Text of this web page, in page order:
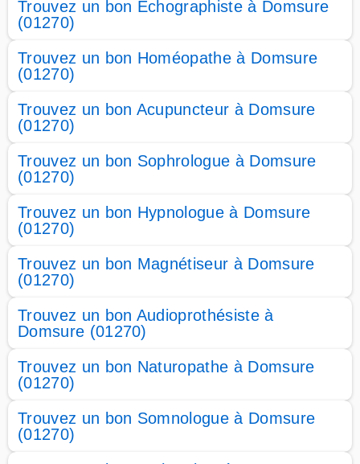
Trouvez un bon Echographiste à Domsure
(01270)
Trouvez un bon Homéopathe à Domsure
(01270)
Trouvez un bon Acupuncteur à Domsure
(01270)
Trouvez un bon Sophrologue à Domsure
(01270)
Trouvez un bon Hypnologue à Domsure
(01270)
Trouvez un bon Magnétiseur à Domsure
(01270)
Trouvez un bon Audioprothésiste à
Domsure (01270)
Trouvez un bon Naturopathe à Domsure
(01270)
Trouvez un bon Somnologue à Domsure
(01270)